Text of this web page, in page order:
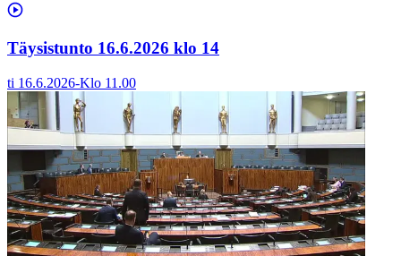
Täysistunto 16.6.2026 klo 14
ti 16.6.2026-Klo 11.00